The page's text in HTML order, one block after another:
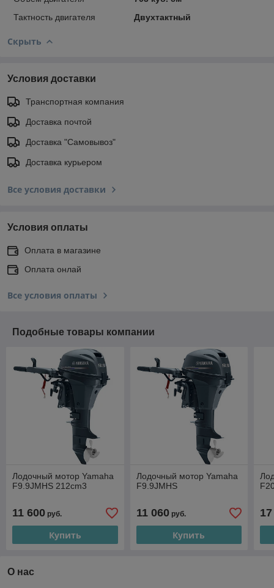
Тактность двигателя
Двухтактный
Скрыть
Условия доставки
Транспортная компания
Доставка почтой
Доставка "Самовывоз"
Доставка курьером
Все условия доставки
Условия оплаты
Оплата в магазине
Оплата онлай
Все условия оплаты
Подобные товары компании
Лодочный мотор Yamaha
F9.9JMHS 212cm3
11 600 руб.
Купить
Лодочный мотор Yamaha
F9.9JMHS
11 060руб.
Купить
О нас